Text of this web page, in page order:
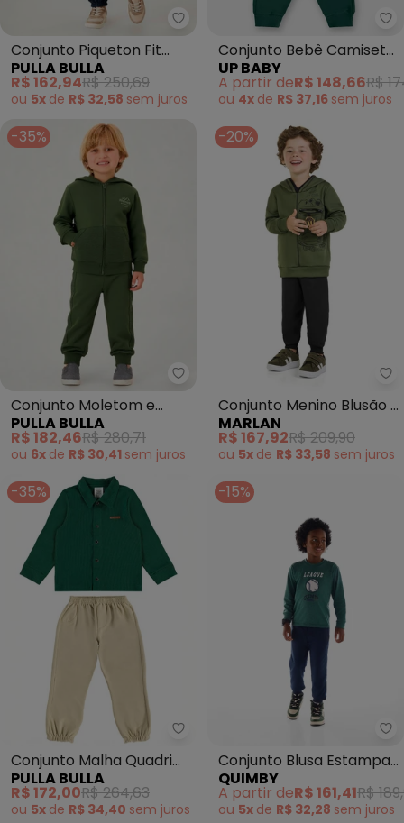
Pulla Bulla - Conjunto Piqueton
Conjunto Piqueton Fit
(Verde)
PULLA BULLA
R$ 162,94R$ 250,69
ou 5x de R$ 32,58 sem juros
Conjunto Bebê Camiseta
Calça Verde
UP BABY
A partir deR$ 148,66R$
ou 4x de R$ 37,16 sem juros
-35%
Pulla Bulla - Conjunto Moletom
Conjunto Moletom e
Malha Relevo (Verde)
PULLA BULLA
R$ 182,46R$ 280,71
ou 6x de R$ 30,41 sem juros
-20%
Conjunto Menino Blusão e
Calça em Malha (Verde)
MARLAN
R$ 167,92R$ 209,90
ou 5x de R$ 33,58 sem juros
-35%
Pulla Bulla - Conjunto Malha
Conjunto Malha Quadri
(Verde)
PULLA BULLA
R$ 172,00R$ 264,63
ou 5x de R$ 34,40 sem juros
-15%
Conjunto Blusa Estampa
Calça Jogger Verde
QUIMBY
A partir deR$ 161,41R$
ou 5x de R$ 32,28 sem juros